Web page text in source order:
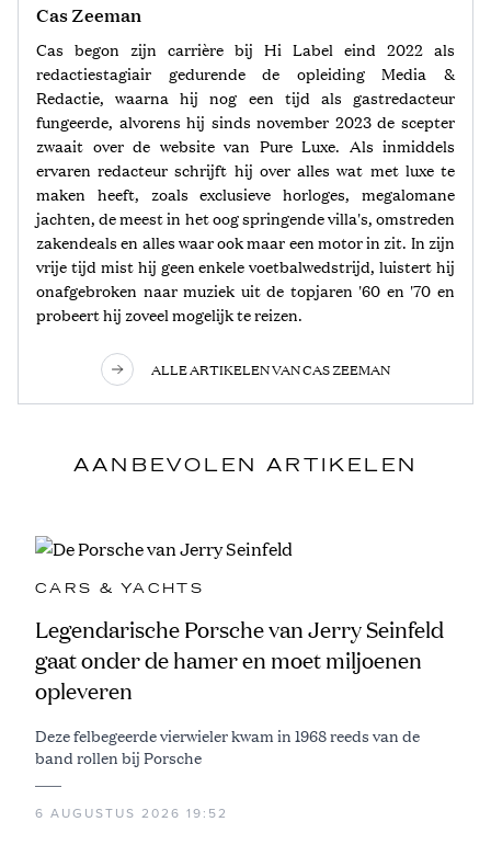
Cas Zeeman
Cas begon zijn carrière bij Hi Label eind 2022 als
redactiestagiair gedurende de opleiding Media &
Redactie, waarna hij nog een tijd als gastredacteur
fungeerde, alvorens hij sinds november 2023 de scepter
zwaait over de website van Pure Luxe. Als inmiddels
ervaren redacteur schrijft hij over alles wat met luxe te
maken heeft, zoals exclusieve horloges, megalomane
jachten, de meest in het oog springende villa's, omstreden
zakendeals en alles waar ook maar een motor in zit. In zijn
vrije tijd mist hij geen enkele voetbalwedstrijd, luistert hij
onafgebroken naar muziek uit de topjaren '60 en '70 en
probeert hij zoveel mogelijk te reizen.
ALLE ARTIKELEN VAN CAS ZEEMAN
AANBEVOLEN ARTIKELEN
CARS & YACHTS
Legendarische Porsche van Jerry Seinfeld
gaat onder de hamer en moet miljoenen
opleveren
Deze felbegeerde vierwieler kwam in 1968 reeds van de
band rollen bij Porsche
6 AUGUSTUS 2026 19:52